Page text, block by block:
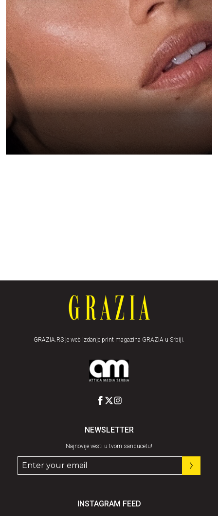
GRAZIA.RS je web izdanje print magazina GRAZIA u Srbiji.
NEWSLETTER
Najnovije vesti u tvom sanducetu!
INSTAGRAM FEED